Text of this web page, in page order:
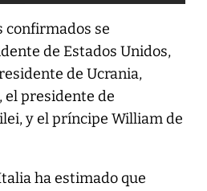
confirmados se
de Estados Unidos,
de Ucrania,
el presidente de
y el príncipe William de
ha estimado que